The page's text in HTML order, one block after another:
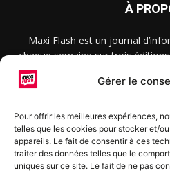
Gérer le
Pour offrir les meilleures expériences,
telles que les cookies pour stocker et/
appareils. Le fait de consentir à ces
traiter des données telles que le
uniques sur ce site. Le fait de ne pas
À
Maxi Flash est un journal
chaque semaine sur trois
2015, dans les secteurs
2022, et à Colmar, Vignoble
SUIVEZ-